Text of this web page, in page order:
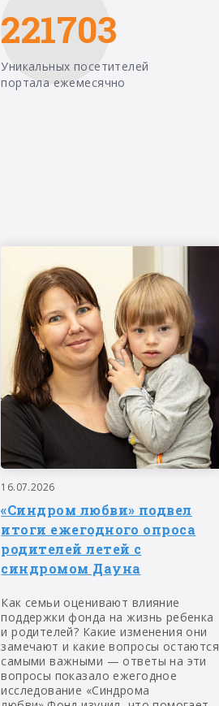
221703
Уникальных посетителей
портала ежемесячно
16.07.2026
«Синдром любви» подвел
итоги ежегодного опроса
родителей летей с
синдромом Дауна
Как семьи оценивают влияние
поддержки фонда на жизнь ребенка
и родителей? Какие изменения они
замечают и какие вопросы остаются
самыми важными — ответы на эти
вопросы показало ежегодное
исследование «Синдрома